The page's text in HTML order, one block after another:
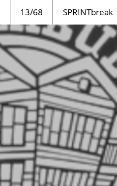
13/68 SPRINTbreak